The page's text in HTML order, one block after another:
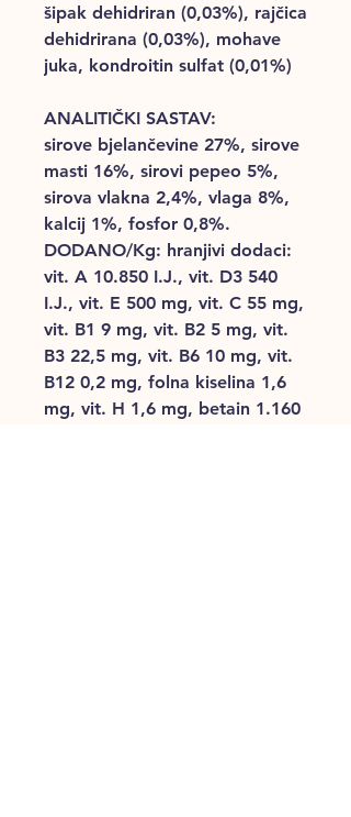
šipak dehidriran (0,03%), rajčica
dehidrirana (0,03%), mohave
juka, kondroitin sulfat (0,01%)
ANALITIČKI SASTAV:
sirove bjelančevine 27%, sirove
masti 16%, sirovi pepeo 5%,
sirova vlakna 2,4%, vlaga 8%,
kalcij 1%, fosfor 0,8%.
DODANO/Kg: hranjivi dodaci:
vit. A 10.850 I.J., vit. D3 540
I.J., vit. E 500 mg, vit. C 55 mg,
vit. B1 9 mg, vit. B2 5 mg, vit.
B3 22,5 mg, vit. B6 10 mg, vit.
B12 0,2 mg, folna kiselina 1,6
mg, vit. H 1,6 mg, betain 1.160